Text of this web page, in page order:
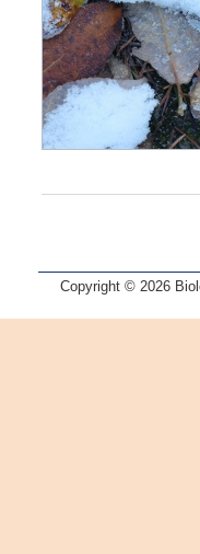
Copyright © 2026